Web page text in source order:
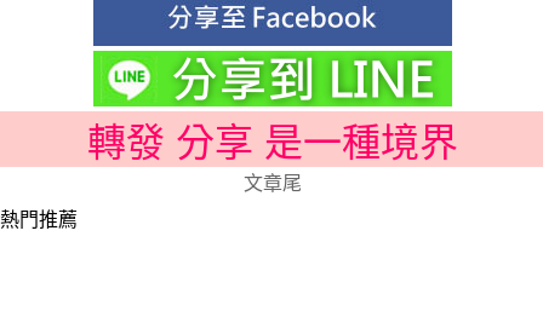
轉發 分享 是一種境界
文章尾
熱門推薦